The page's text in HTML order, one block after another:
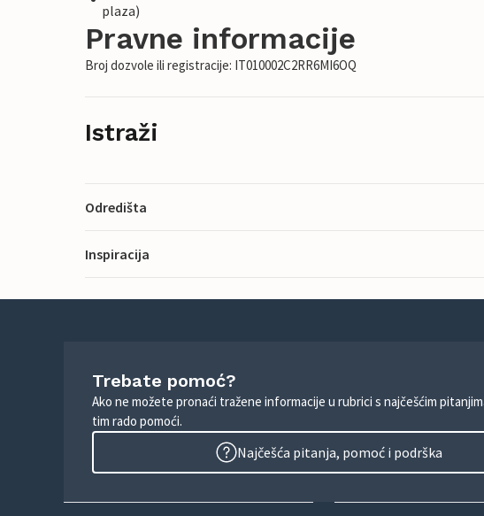
plaza)
Pravne informacije
Broj dozvole ili registracije: IT010002C2RR6MI6OQ
Istraži
Odredišta
Inspiracija
Trebate pomoć?
Ako ne možete pronaći tražene informacije u rubrici s najčešćim
tim rado pomoći.
Najčešća pitanja, pomoć i podrška